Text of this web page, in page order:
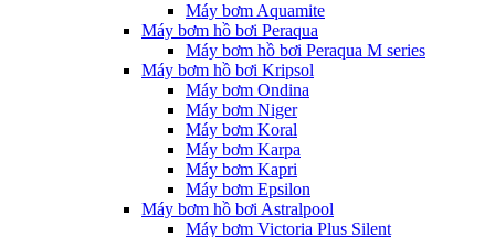
Máy bơm Aquamite
Máy bơm hồ bơi Peraqua
Máy bơm hồ bơi Peraqua M series
Máy bơm hồ bơi Kripsol
Máy bơm Ondina
Máy bơm Niger
Máy bơm Koral
Máy bơm Karpa
Máy bơm Kapri
Máy bơm Epsilon
Máy bơm hồ bơi Astralpool
Máy bơm Victoria Plus Silent